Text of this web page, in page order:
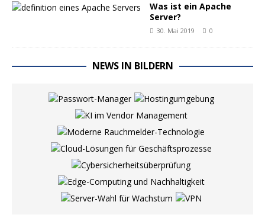
Was ist ein Apache
Server?
30. Mai 2019 0
NEWS IN BILDERN